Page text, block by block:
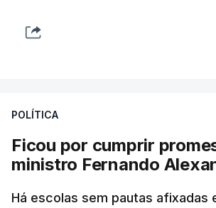
POLÍTICA
Ficou por cumprir
ministro Fernando
Há escolas sem pautas afixadas